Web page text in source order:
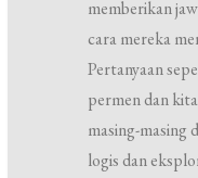
memberikan
cara mereka
Pertanyaan
permen dan
masing-masing
logis dan